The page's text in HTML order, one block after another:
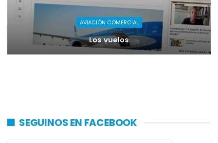
AVIACIÓN COMERCIAL
Los vuelos
SEGUINOS EN FACEBOOK